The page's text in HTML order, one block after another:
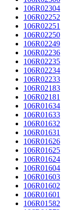
106R02304
106R02252
106R02251
106R02250
106R02249
106R02236
106R02235
106R02234
106R02233
106R02183
106R02181
106R01634
106R01633
106R01632
106R01631
106R01626
106R01625
106R01624
106R01604
106R01603
106R01602
106R01601
106R01582